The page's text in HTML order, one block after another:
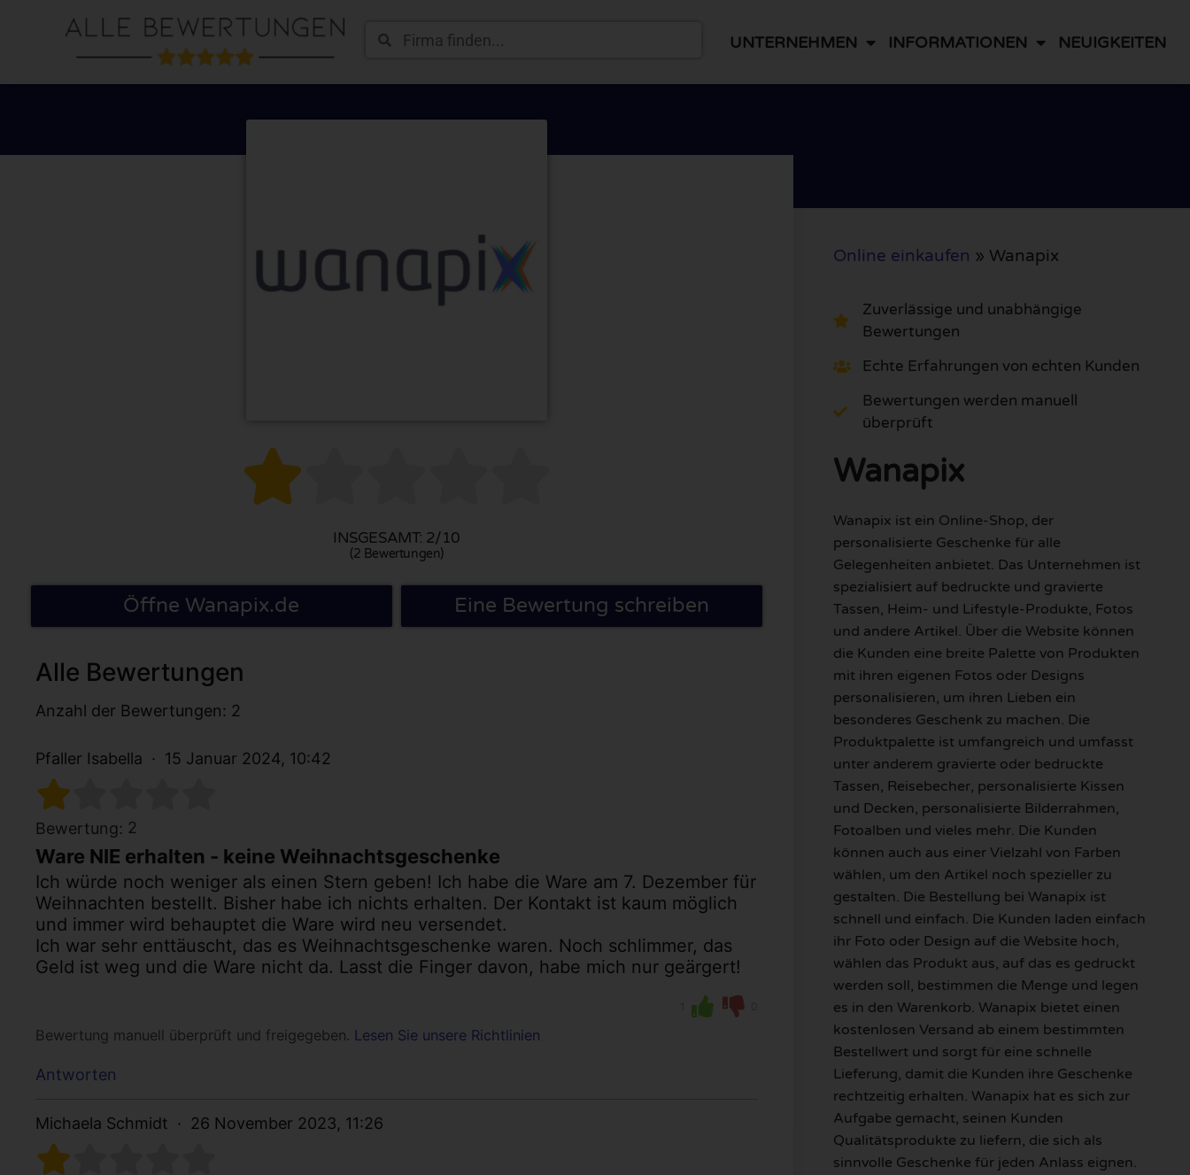
UNTERNEHMEN INFORMATIONEN NEUIGKEITEN

INSGESAMT: 2/10
(2 Bewertungen)
Öffne Wanapix.de Eine Bewertung schreiben
Alle Bewertungen
Anzahl der Bewertungen: 2
Pfaller Isabella 15 Januar 2024, 10:42
Bewertung: 2
Ware NIE erhalten - keine Weihnachtsgeschenke
Ich würde noch weniger als einen Stern geben! Ich habe die Ware am 7. Dezember für
Weihnachten bestellt. Bisher habe ich nichts erhalten. Der Kontakt ist kaum möglich
und immer wird behauptet die Ware wird neu versendet.
Ich war sehr enttäuscht, das es Weihnachtsgeschenke waren. Noch schlimmer, das
Geld ist weg und die Ware nicht da. Lasst die Finger davon, habe mich nur geärgert!
Bewertung manuell überprüft und freigegeben. Lesen Sie unsere Richtlinien
Antworten
Michaela Schmidt 26 November 2023, 11:26
Online einkaufen » Wanapix
Zuverlässige und unabhängige
Bewertungen
Echte Erfahrungen von echten Kunden
Bewertungen werden manuell
überprüft
Wanapix
Wanapix ist ein Online-Shop, der
personalisierte Geschenke für alle
Gelegenheiten anbietet. Das Unternehmen ist
spezialisiert auf bedruckte und gravierte
Tassen, Heim- und Lifestyle-Produkte, Fotos
und andere Artikel. Über die Website können
die Kunden eine breite Palette von Produkten
mit ihren eigenen Fotos oder Designs
personalisieren, um ihren Lieben ein
besonderes Geschenk zu machen. Die
Produktpalette ist umfangreich und umfasst
unter anderem gravierte oder bedruckte
Tassen, Reisebecher, personalisierte Kissen
und Decken, personalisierte Bilderrahmen,
Fotoalben und vieles mehr. Die Kunden
können auch aus einer Vielzahl von Farben
wählen, um den Artikel noch spezieller zu
gestalten. Die Bestellung bei Wanapix ist
schnell und einfach. Die Kunden laden einfach
ihr Foto oder Design auf die Website hoch,
wählen das Produkt aus, auf das es gedruckt
werden soll, bestimmen die Menge und legen
es in den Warenkorb. Wanapix bietet einen
kostenlosen Versand ab einem bestimmten
Bestellwert und sorgt für eine schnelle
Lieferung, damit die Kunden ihre Geschenke
rechtzeitig erhalten. Wanapix hat es sich zur
Aufgabe gemacht, seinen Kunden
Qualitätsprodukte zu liefern, die sich als
sinnvolle Geschenke für jeden Anlass eignen.